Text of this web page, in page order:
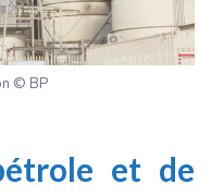
© BP
et de